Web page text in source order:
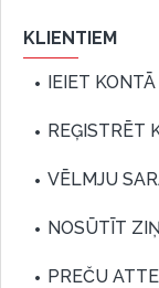
KLIENTIEM
IEIET KONTĀ
REĢISTRĒT
VĒLMJU
NOSŪTĪT
PREČU